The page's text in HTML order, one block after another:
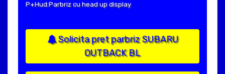
P+Hud:Parbriz cu head up display
Solicita pret parbriz SUBARU
OUTBACK BL